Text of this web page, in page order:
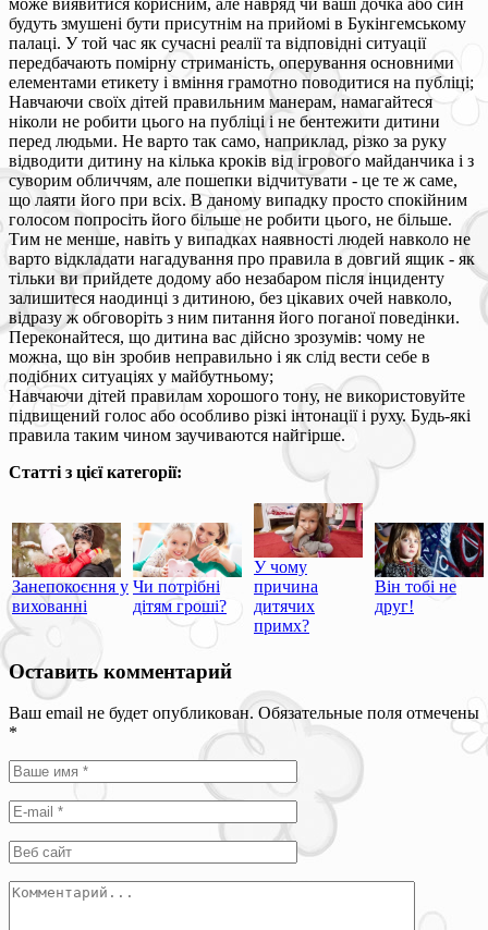
будуть змушені бути присутнім на прийомі в Букінгемському
палаці. У той час як сучасні реалії та відповідні ситуації
передбачають помірну стриманість, оперування основними
елементами етикету і вміння грамотно поводитися на публіці;
Навчаючи своїх дітей правильним манерам, намагайтеся
ніколи не робити цього на публіці і не бентежити дитини
перед людьми. Не варто так само, наприклад, різко за руку
відводити дитину на кілька кроків від ігрового майданчика і з
суворим обличчям, але пошепки відчитувати - це те ж саме,
що лаяти його при всіх. В даному випадку просто спокійним
голосом попросіть його більше не робити цього, не більше.
Тим не менше, навіть у випадках наявності людей навколо не
варто відкладати нагадування про правила в довгий ящик - як
тільки ви прийдете додому або незабаром після інциденту
залишитеся наодинці з дитиною, без цікавих очей навколо,
відразу ж обговоріть з ним питання його поганої поведінки.
Переконайтеся, що дитина вас дійсно зрозумів: чому не
можна, що він зробив неправильно і як слід вести себе в
подібних ситуаціях у майбутньому;
Навчаючи дітей правилам хорошого тону, не використовуйте
підвищений голос або особливо різкі інтонації і руху. Будь-які
правила таким чином заучиваются найгірше.
Статті з цієї категорії:
Занепокоєння у
вихованні
Чи потрібні
дітям гроші?
У чому
причина
дитячих
примх?
Він тобі не
друг!
Оставить комментарий
Ваш email не будет опубликован. Обязательные поля отмечены
*